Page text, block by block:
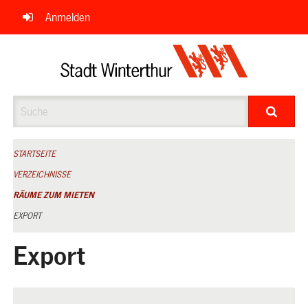
Navigation
überspringen
Anmelden
STARTSEITE
VERZEICHNISSE
RÄUME ZUM MIETEN
EXPORT
Export